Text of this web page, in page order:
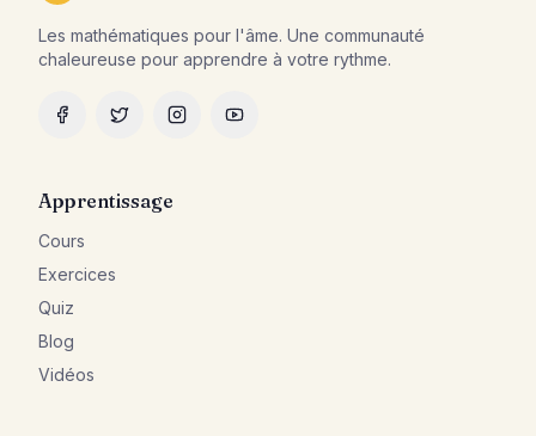
Les mathématiques pour l'âme. Une communauté
chaleureuse pour apprendre à votre rythme.
Apprentissage
Cours
Exercices
Quiz
Blog
Vidéos